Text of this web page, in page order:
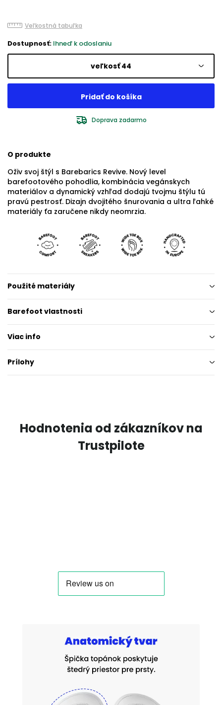
Veľkostná tabuľka
Dostupnosť: Ihneď k odoslaniu
veľkosť 44
Doprava zadarmo
O produkte
Oživ svoj štýl s Barebarics Revive. Nový level
barefootového pohodlia, kombinácia vegánskych
materiálov a dynamický vzhľad dodajú tvojmu štýlu tú
pravú pestrosť. Dizajn dvojitého šnurovania a ultra ľahké
materiály ťa zaručene nikdy neomrzia.
Použité materiály
Barefoot vlastnosti
Viac info
Prílohy
Hodnotenia od zákazníkov na
Trustpilote